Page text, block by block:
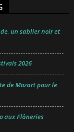
un sablier noir et
2026
de Mozart pour le
aux Flâneries